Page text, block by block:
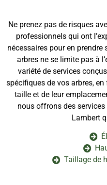
Ne prenez pas de risques
professionnels qui ont
nécessaires pour en prendre
arbres ne se limite pas à
variété de services
spécifiques de vos arbres,
taille et de leur
nous offrons des services
Lambert
Taillage de